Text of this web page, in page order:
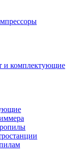
и комплектующие